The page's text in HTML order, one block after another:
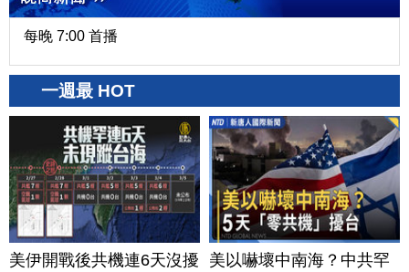
每晚 7:00 首播
一週最 HOT
美伊開戰後共機連6天沒擾
美以嚇壞中南海？中共罕